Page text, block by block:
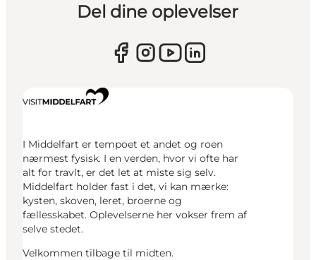
Del dine oplevelser
I Middelfart er tempoet et andet og roen
nærmest fysisk. I en verden, hvor vi ofte har
alt for travlt, er det let at miste sig selv.
Middelfart holder fast i det, vi kan mærke:
kysten, skoven, leret, broerne og
fællesskabet. Oplevelserne her vokser frem af
selve stedet.
Velkommen tilbage til midten.